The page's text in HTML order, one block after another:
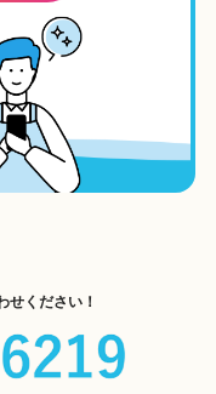
せください！